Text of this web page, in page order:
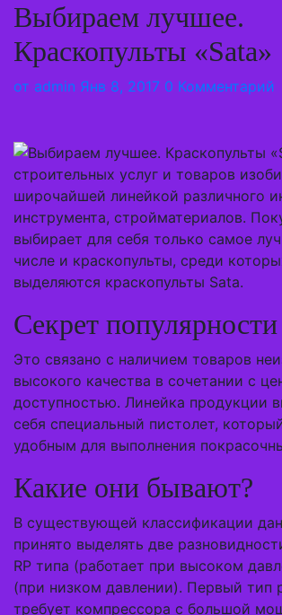
Выбираем лучшее.
Краскопульты «Sata»
от admin Янв 8, 2017 0 Комментарий
строительных услуг и товаров
широчайшей линейкой различного
инструмента, стройматериалов.
выбирает для себя только самое
числе и краскопульты, среди
выделяются краскопульты Sata.
Секрет популярности
Это связано с наличием товаров
высокого качества в сочетании с
доступностью. Линейка продукции
себя специальный пистолет,
удобным для выполнения
Какие они бывают?
В существующей классификации
принято выделять две
RP типа (работает при высоком
(при низком давлении). Первый тип
требует компрессора с большой